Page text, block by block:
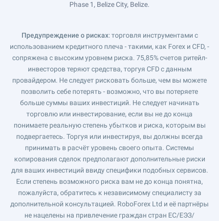
Phase 1, Belize City, Belize.
Предупреждение о рисках: торговля инструментами с
использованием кредитного плеча - такими, как Forex и CFD, -
сопряжена с высоким уровнем риска. 75,85% счетов ритейл-
инвесторов теряют средства, торгуя CFD с данным
провайдером. Не следует рисковать больше, чем вы можете
позволить себе потерять - возможно, что вы потеряете
больше суммы ваших инвестиций. Не следует начинать
торговлю или инвестирование, если вы не до конца
понимаете реальную степень убытков и риска, которым вы
подвергаетесь. Торгуя или инвестируя, вы должны всегда
принимать в расчёт уровень своего опыта. Системы
копирования сделок предполагают дополнительные риски
для ваших инвестиций ввиду специфики подобных сервисов.
Если степень возможного риска вам не до конца понятна,
пожалуйста, обратитесь к независимому специалисту за
дополнительной консультацией. RoboForex Ltd и её партнёры
не нацелены на привлечение граждан стран ЕС/ЕЭЗ/